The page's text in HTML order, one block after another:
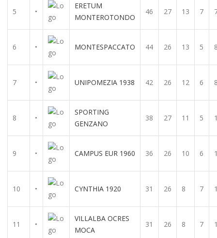
5 •
ERETUM
MONTEROTONDO
46 27 13 7
6 • MONTESPACCATO 44 26 13 5
7 • UNIPOMEZIA 1938 42 26 12 6
8 •
SPORTING
GENZANO
38 27 11 5
9 • CAMPUS EUR 1960 36 26 10 6
10 • CYNTHIA 1920 31 26 8 7
11 •
VILLALBA OCRES
MOCA
31 26 8 7